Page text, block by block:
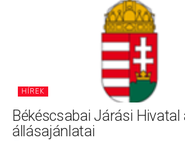
HÍREK
Békéscsabai Járási Hivatal
állásajánlatai